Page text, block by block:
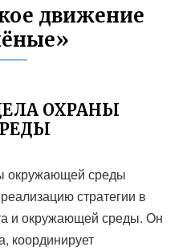
движение
ОХРАНЫ
окружающей среды
стратегии в
и окружающей среды. Он
координирует